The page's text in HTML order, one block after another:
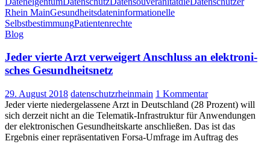
Datenschutz
und
–
auch
im
Bezug
Rhein MainGesundheitsdateninformationelle
SelbstbestimmungPatientenrechte
Blog
Jeder vierte Arzt ver­wei­gert Anschluss an elek­tro­ni­
sches Gesund­heits­netz
29. August 2018 datenschutzrheinmain 1 Kommentar
Jeder vierte niedergelassene Arzt in Deutschland (28 Prozent) will
sich derzeit nicht an die Telematik-Infrastruktur für Anwendungen
der elektronischen Gesundheitskarte anschließen. Das ist das
Ergebnis einer repräsentativen Forsa-Umfrage im Auftrag des